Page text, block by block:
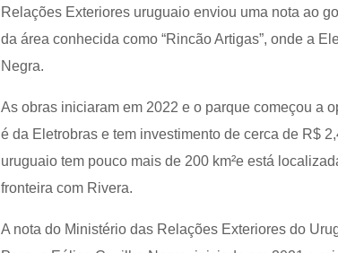
Relações Exteriores uruguaio enviou uma nota ao
da área conhecida como “Rincão Artigas”, onde a
Negra.
As obras iniciaram em 2022 e o parque começou a
é da Eletrobras e tem investimento de cerca de R$
uruguaio tem pouco mais de 200 km²e está
fronteira com Rivera.
A nota do Ministério das Relações Exteriores do